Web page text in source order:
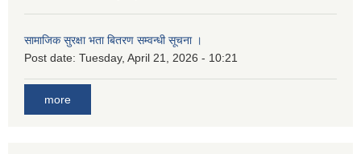
सामाजिक सुरक्षा भता बितरण सम्वन्धी सूचना ।
Post date: Tuesday, April 21, 2026 - 10:21
more